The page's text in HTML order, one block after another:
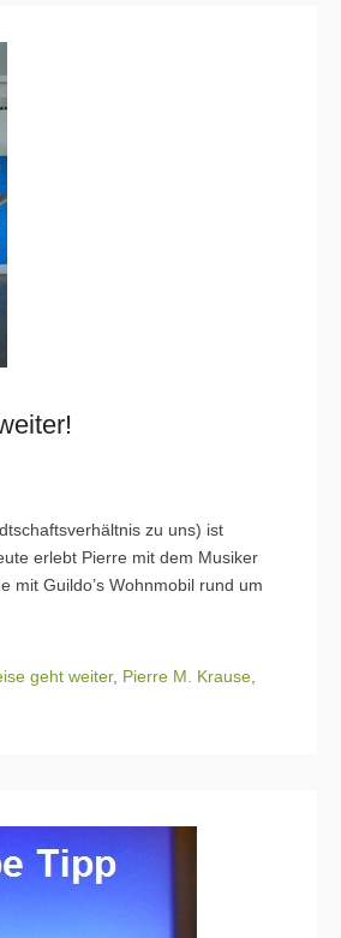
zu uns) ist
erlebt Pierre mit dem Musiker
mit Guildo’s Wohnmobil rund um
geht weiter, Pierre M. Krause